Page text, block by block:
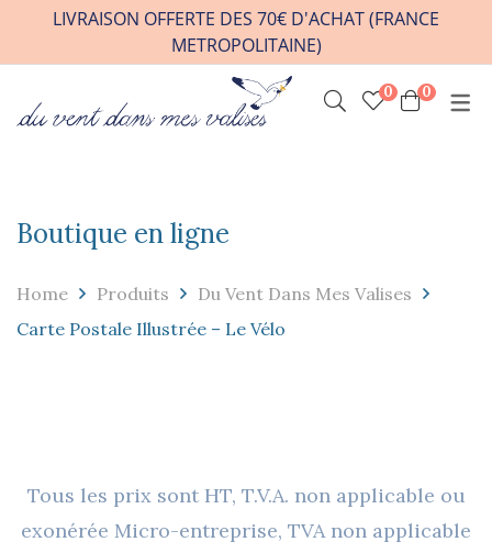
INFOS PRATIQUES
CONTACT
FAQ
REVENDEURS
LIVRAISON OFFERTE DES 70€ D'ACHAT (FRANCE
METROPOLITAINE)
0 0
Boutique en ligne
Home Produits
Du Vent Dans Mes Valises
Carte Postale Illustrée – Le Vélo
Tous les prix sont HT, T.V.A. non applicable ou
exonérée Micro-entreprise, TVA non applicable